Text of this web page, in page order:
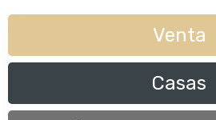
Venta
Casas